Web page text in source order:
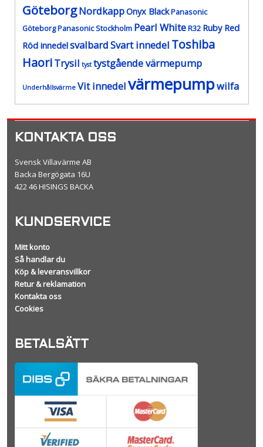
GöteborgNordkappOnyx BlackPanasonic
GöteborgPanasonic Stockholm Pearl WhiteR32 Ruby Red
Röd innedelsvalbardSvart innedel Toshiba
HaoriTrysil tyst tystgående värmepump
Underhållsvärme Vit innedelvärmepumpwilfa
KONTAKTA OSS
Svensk Villavärme AB
Backa Bergögata 16U
422 46 HISINGS BACKA
KUNDSERVICE
Mitt konto
Så handlar du
Köp & leveransvillkor
Retur & reklamation
Kontakta oss
Cookies
BETALSÄTT